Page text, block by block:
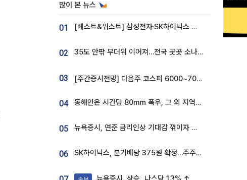
많이 본 뉴스
01 [베스트&워스트] 삼성전자·SK하이닉스 밀린 한 주…상상인증권은 85% 급등
02 35도 안팎 무더위 이어져…전국 곳곳 소나기 [오늘 날씨]
03 [주간증시전망] 다음주 코스피 6000~7000⋯“外人 수급은 정책이 변수”
04 동해안은 시간당 80㎜ 폭우, 그 외 지역은 폭염…‘극과 극 날씨’
05 뉴욕증시, 연준 금리인상 기대감 꺾이자 상승...S&P500 사상 최고치 [종합]
06 SK하이닉스, 분기배당 375원 확정…주주환원책 9월로 앞당겨 발표